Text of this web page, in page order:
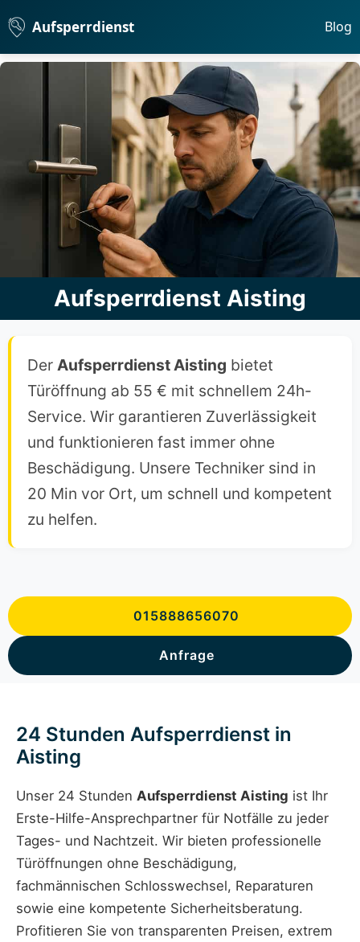
Aufsperrdienst Blog
Aufsperrdienst Aisting
Der Aufsperrdienst Aisting bietet
Türöffnung ab 55 € mit schnellem 24h-
Service. Wir garantieren Zuverlässigkeit
und funktionieren fast immer ohne
Beschädigung. Unsere Techniker sind in
20 Min vor Ort, um schnell und kompetent
zu helfen.
015888656070
Anfrage
24 Stunden Aufsperrdienst in
Aisting
Unser 24 Stunden Aufsperrdienst Aisting ist Ihr
Erste-Hilfe-Ansprechpartner für Notfälle zu jeder
Tages- und Nachtzeit. Wir bieten professionelle
Türöffnungen ohne Beschädigung,
fachmännischen Schlosswechsel, Reparaturen
sowie eine kompetente Sicherheitsberatung.
Profitieren Sie von transparenten Preisen, extrem